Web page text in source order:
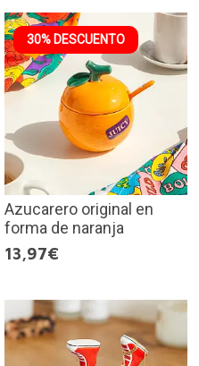
30% DESCUENTO
Azucarero original en
forma de naranja
13,97€